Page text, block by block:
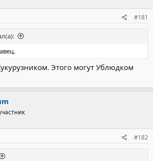
#181
Этого могут Ублюдком
#182